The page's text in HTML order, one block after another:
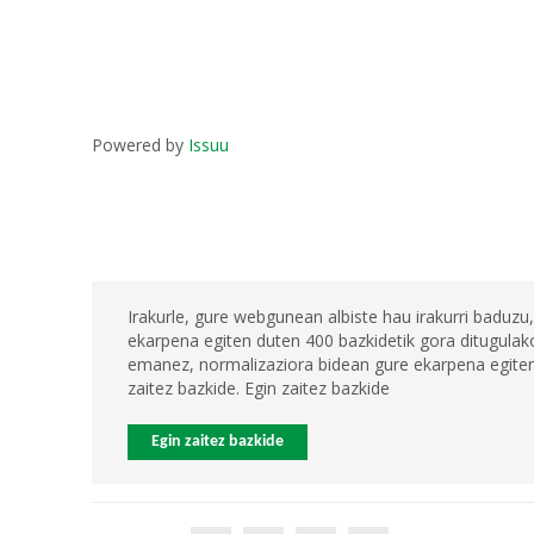
Powered by Issuu
Irakurle, gure webgunean albiste hau irakurri
ekarpena egiten duten 400 bazkidetik gora
emanez, normalizaziora bidean gure ekarpena
zaitez bazkide. Egin zaitez bazkide
Egin zaitez bazkide